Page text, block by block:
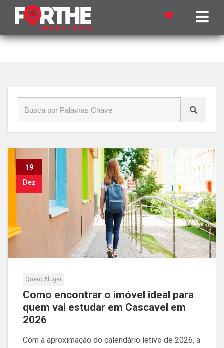
Início»Blog » Imóvel de luxo em Cascavel
19
Dez
Quero Alugar
Como encontrar o imóvel ideal para
quem vai estudar em Cascavel em
2026
Com a aproximação do calendário letivo de 2026, a